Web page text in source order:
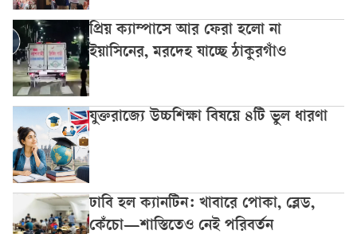
প্রিয় ক্যাম্পাসে আর ফেরা হলো না
ইয়াসিনের, মরদেহ যাচ্ছে ঠাকুরগাঁও
যুক্তরাজ্যে উচ্চশিক্ষা বিষয়ে ৪টি ভুল ধারণা
ঢাবি হল ক্যানটিন: খাবারে পোকা, ব্লেড,
কেঁচো—শাস্তিতেও নেই পরিবর্তন